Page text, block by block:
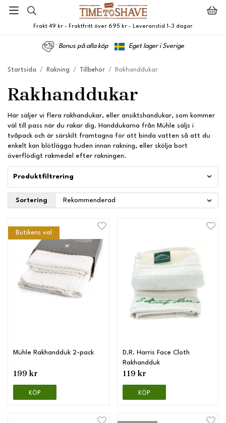
Frakt 49 kr - Fraktfritt över 695 kr - Leveranstid 1-3 dagar
Bonus på alla köp Eget lager i Sverige
Startsida / Rakning / Tillbehör / Rakhanddukar
Rakhanddukar
Här säljer vi flera rakhandukar, eller ansiktshandukar, som kommer
väl till pass när du rakar dig. Handdukarna från Mühle säljs i
tvåpack och är särskilt framtagna för att binda vatten så att du
enkelt kan blötlägga huden innan rakning, eller skölja bort
överflödigt rakmedel efter rakningen.
Produktfiltrering
Sortering
Butikens val
Mühle Rakhandduk 2-pack
199 kr
KÖP
D.R. Harris Face Cloth
Rakhandduk
119 kr
KÖP